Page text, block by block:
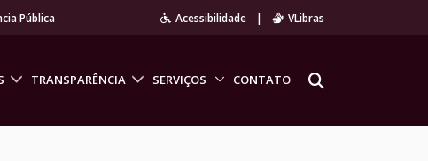
Pública Acessibilidade | VLibras
TRANSPARÊNCIA SERVIÇOS CONTATO